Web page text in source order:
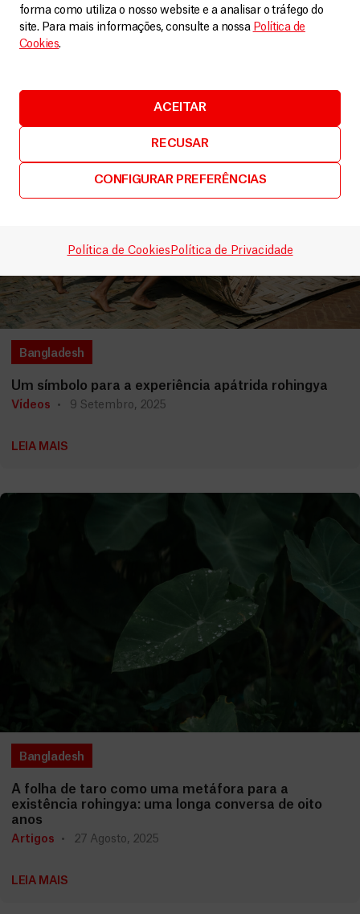
forma como utiliza o nosso website e a analisar o tráfego do
site. Para mais informações, consulte a nossa Política de
Cookies.
ACEITAR
RECUSAR
CONFIGURAR PREFERÊNCIAS
Política de Cookies Política de Privacidade
Bangladesh
Um símbolo para a experiência apátrida rohingya
Vídeos 9 Setembro, 2025
LEIA MAIS
Bangladesh
A folha de taro como uma metáfora para a
existência rohingya: uma longa conversa de oito
anos
Artigos 27 Agosto, 2025
LEIA MAIS